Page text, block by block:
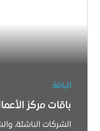
الباقة
باقات مركز
الشركات الناشئة،